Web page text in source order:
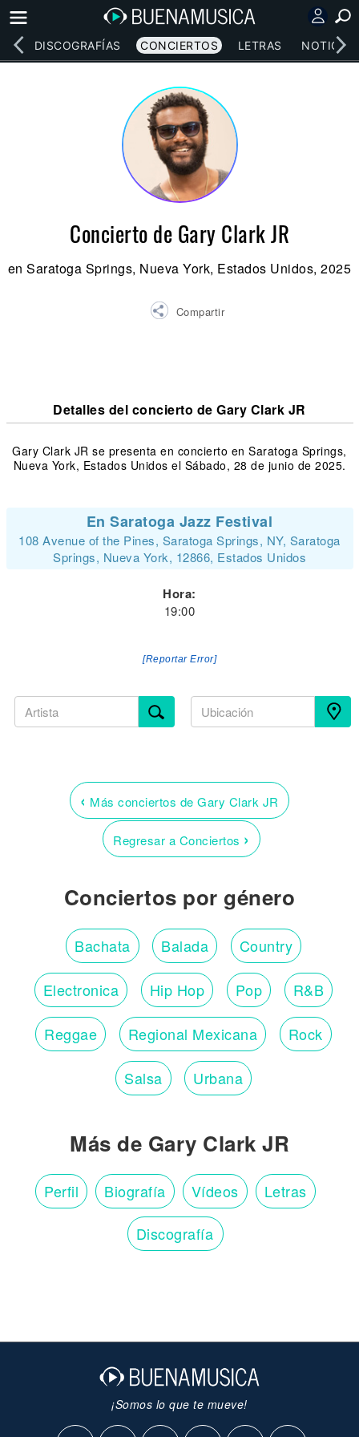
DISCOGRAFÍAS CONCIERTOS LETRAS NOTICIAS
Concierto de Gary Clark JR
en Saratoga Springs, Nueva York, Estados Unidos, 2025
Compartir
Detalles del concierto de Gary Clark JR
Gary Clark JR se presenta en concierto en Saratoga Springs,
Nueva York, Estados Unidos el Sábado, 28 de junio de 2025.
En Saratoga Jazz Festival
108 Avenue of the Pines, Saratoga Springs, NY, Saratoga
Springs, Nueva York, 12866, Estados Unidos
Hora:
19:00
[Reportar Error]
‹ Más conciertos de Gary Clark JR
Regresar a Conciertos ›
Conciertos por género
Bachata Balada Country
Electronica Hip Hop Pop R&B
Reggae Regional Mexicana Rock
Salsa Urbana
Más de Gary Clark JR
Perfil Biografía Vídeos Letras
Discografía
¡Somos lo que te mueve!